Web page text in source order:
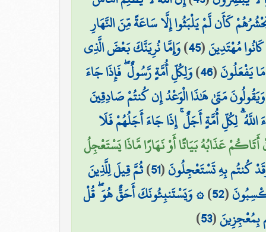
كَأَن لَّمْ يَلْبَثُوا إِلَّا سَاعَةً مِّنَ النَّهَارِ
مُهْتَدِينَ(
45
)وَإِمَّا نُرِيَنَّكَ بَعْضَ الَّذِي
يَفْعَلُونَ(
46
)وَلِكُلِّ أُمَّةٍ رَّسُولٌ ۖ فَإِذَا جَاءَ
وَيَقُولُونَ مَتَىٰ هَٰذَا الْوَعْدُ إِن كُنتُمْ صَادِقِينَ
لِكُلِّ أُمَّةٍ أَجَلٌ ۚ إِذَا جَاءَ أَجَلُهُمْ فَلَا
أَتَاكُمْ عَذَابُهُ بَيَاتًا أَوْ نَهَارًا مَّاذَا يَسْتَعْجِلُ
كُنتُم بِهِ تَسْتَعْجِلُونَ(
51
)ثُمَّ قِيلَ لِلَّذِينَ
(
52
)۞ وَيَسْتَنبِئُونَكَ أَحَقٌّ هُوَ ۖ قُلْ
بِمُعْجِزِينَ(
53
)